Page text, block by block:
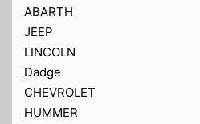
ABARTH
JEEP
LINCOLN
Dadge
CHEVROLET
HUMMER